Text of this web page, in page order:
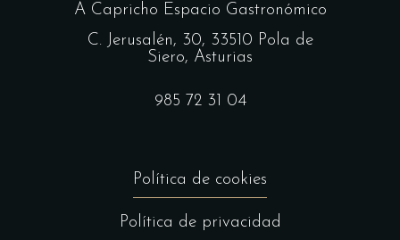
A Capricho Espacio Gastronómico
C. Jerusalén, 30, 33510 Pola de
Siero, Asturias
985 72 31 04
Política de cookies
Política de privacidad